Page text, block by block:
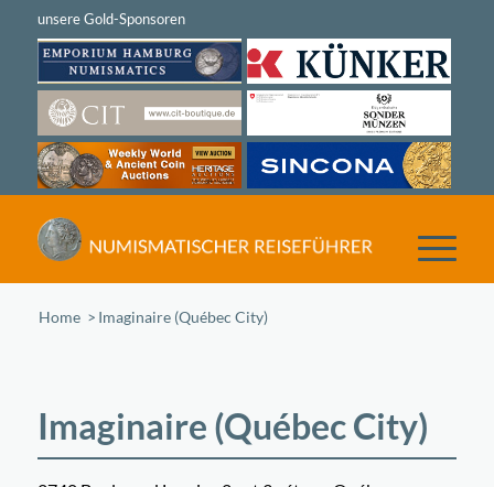
Home /Imaginaire (Québec City)
Imaginaire (Québec City)